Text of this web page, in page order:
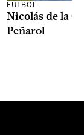
FÚTBOL
Nicolás de la
Peñarol